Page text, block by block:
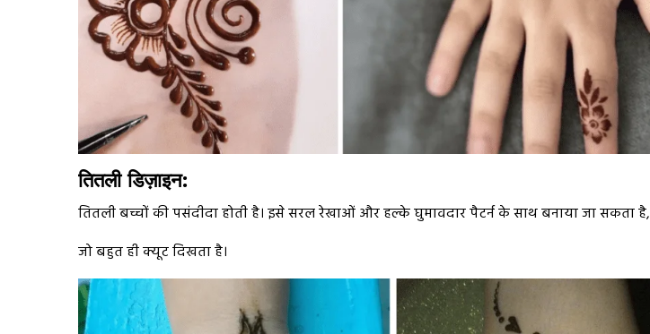
तितली डिज़ाइन:
तितली बच्चों की पसंदीदा होती है। इसे सरल रेखाओं और हल्के घुमावदार पैटर्न के साथ बनाया जा सकता है,
जो बहुत ही क्यूट दिखता है।